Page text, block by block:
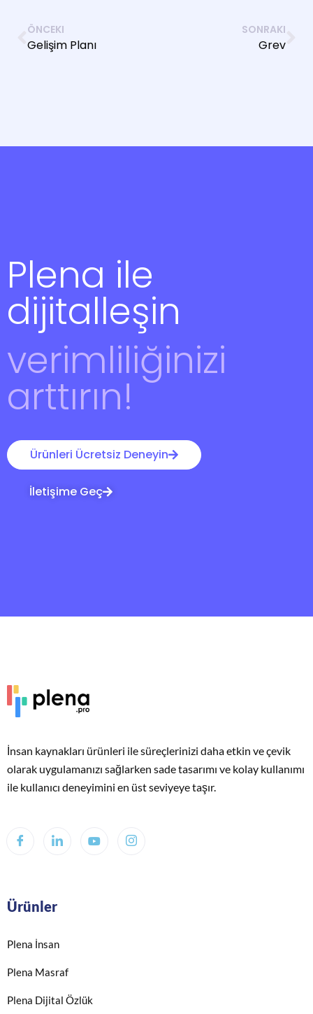
ÖNCEKI
Gelişim Planı
SONRAKI
Grev
Plena ile
dijitalleşin
verimliliğinizi
arttırın!
Ürünleri Ücretsiz Deneyin
İletişime Geç
İnsan kaynakları ürünleri ile süreçlerinizi daha etkin ve çevik
olarak uygulamanızı sağlarken sade tasarımı ve kolay kullanımı
ile kullanıcı deneyimini en üst seviyeye taşır.
Ürünler
Plena İnsan
Plena Masraf
Plena Dijital Özlük